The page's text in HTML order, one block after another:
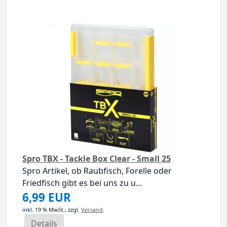
Spro TBX - Tackle Box Clear - Small 25
Spro Artikel, ob Raubfisch, Forelle oder
Friedfisch gibt es bei uns zu u...
6,99 EUR
inkl. 19 % MwSt., zzgl. Versand
Details